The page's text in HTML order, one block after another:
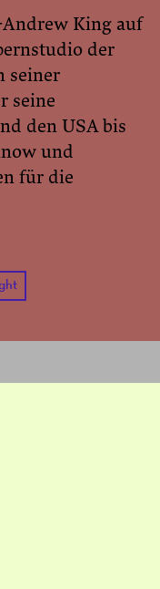
King auf
der
seiner
seine
den USA bis
und
für die